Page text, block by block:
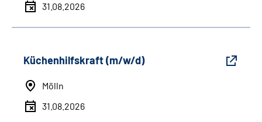
31.08.2026
Küchenhilfskraft (m/w/d)
Mölln
31.08.2026